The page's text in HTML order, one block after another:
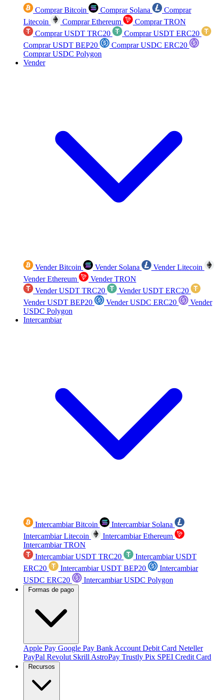
Comprar Bitcoin Comprar Solana
Comprar
Litecoin
Comprar Ethereum
Comprar TRON
Comprar USDT TRC20
Comprar USDT ERC20
Comprar USDT BEP20
Comprar USDC ERC20
Comprar USDC Polygon
Vender
Vender Bitcoin Vender Solana
Vender Litecoin
Vender Ethereum
Vender TRON
Vender USDT TRC20
Vender USDT ERC20
Vender USDT BEP20
Vender USDC ERC20
Vender
USDC Polygon
Intercambiar
Intercambiar Bitcoin
Intercambiar Solana
Intercambiar Litecoin
Intercambiar Ethereum
Intercambiar TRON
Intercambiar USDT TRC20
Intercambiar USDT
ERC20
Intercambiar USDT BEP20
Intercambiar
USDC ERC20
Intercambiar USDC Polygon
Formas de pago
Apple Pay Google Pay Bank Account Debit Card Neteller
PayPal Revolut Skrill AstroPay Trustly Pix SPEI Credit Card
Recursos